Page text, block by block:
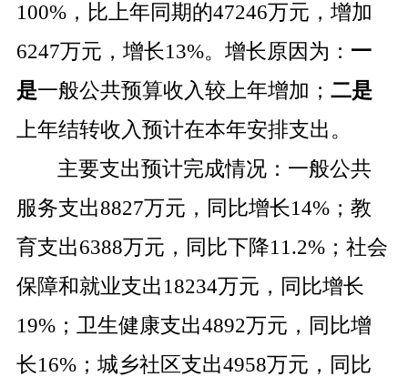
100%，比上年同期的47246万元，增加
6247万元，增长13%。增长原因为： 一
是一般公共预算收入较上年增加； 二是
上年结转收入预计在本年安排支出。
主要支出预计完成情况：一般公共
服务支出8827万元，同比增长14%；教
育支出6388万元，同比下降11.2%；社会
保障和就业支出 18234万元，同比增长
19%；卫生健康支出4892万元，同比增
长16%；城乡社区支出4958万元，同比